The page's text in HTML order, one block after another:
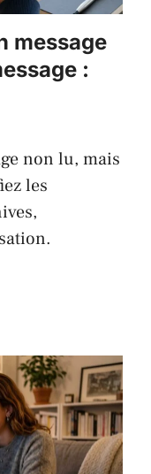
message
:
non lu, mais
les